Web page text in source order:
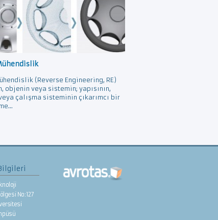
(Reverse Engineering, RE)
objenin veya sistemin; yapısının,
çalışma sisteminin çıkarımcı bir
No:127